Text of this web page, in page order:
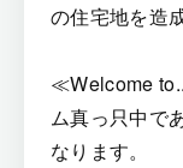
の住宅地を造
≪Welcome
ム真っ只中で
なります。